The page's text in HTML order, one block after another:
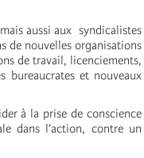
aussi aux syndicalistes
de nouvelles organisations
de travail, licenciements,
bureaucrates et nouveaux
à la prise de conscience
dans l’action, contre un